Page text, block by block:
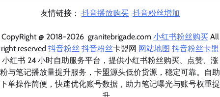
友情链接： 抖音播放购买 抖音粉丝增加
CopyRight @ 2018-2026 granitebrigade.com 小红书粉丝购买All
right reserved 抖音粉丝 抖音粉丝卡盟网 网站地图 抖音粉丝卡盟
小红书 24 小时自助服务平台，提供小红书粉丝购买、点赞、涨
粉与笔记播放量提升服务，卡盟源头低价货源，稳定可靠。自助
下单操作简便，快速优化账号数据，助力笔记曝光与账号权重提